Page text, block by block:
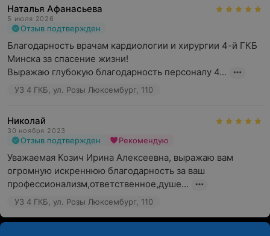
Наталья Афанасьева
5 июля 2026
Отзыв подтвержден
Благодарность врачам кардиологии и хирургии 4-й ГКБ
Минска за спасение жизни!
Выражаю глубокую благодарность персоналу 4...
УЗ 4 ГКБ, ул. Розы Люксембург, 110
Николай
30 ноября 2023
Отзыв подтвержден Рекомендую
Уважаемая Козич Ирина Алексеевна, выражаю вам
огромную искреннюю благодарность за ваш
профессионализм,ответственное,душе...
УЗ 4 ГКБ, ул. Розы Люксембург, 110